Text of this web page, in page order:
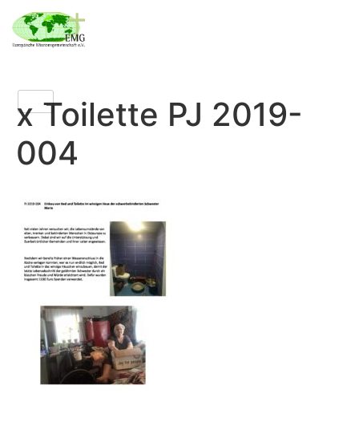
x Toilette PJ 2019-
004